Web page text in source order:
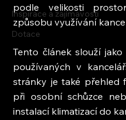
Inspirace a zajímavosti
Dotace
podle velikosti
způsobu využívání
Tento článek slouží
používaných v
stránky je také přehled
při osobní schůzce
instalací klimatizací do